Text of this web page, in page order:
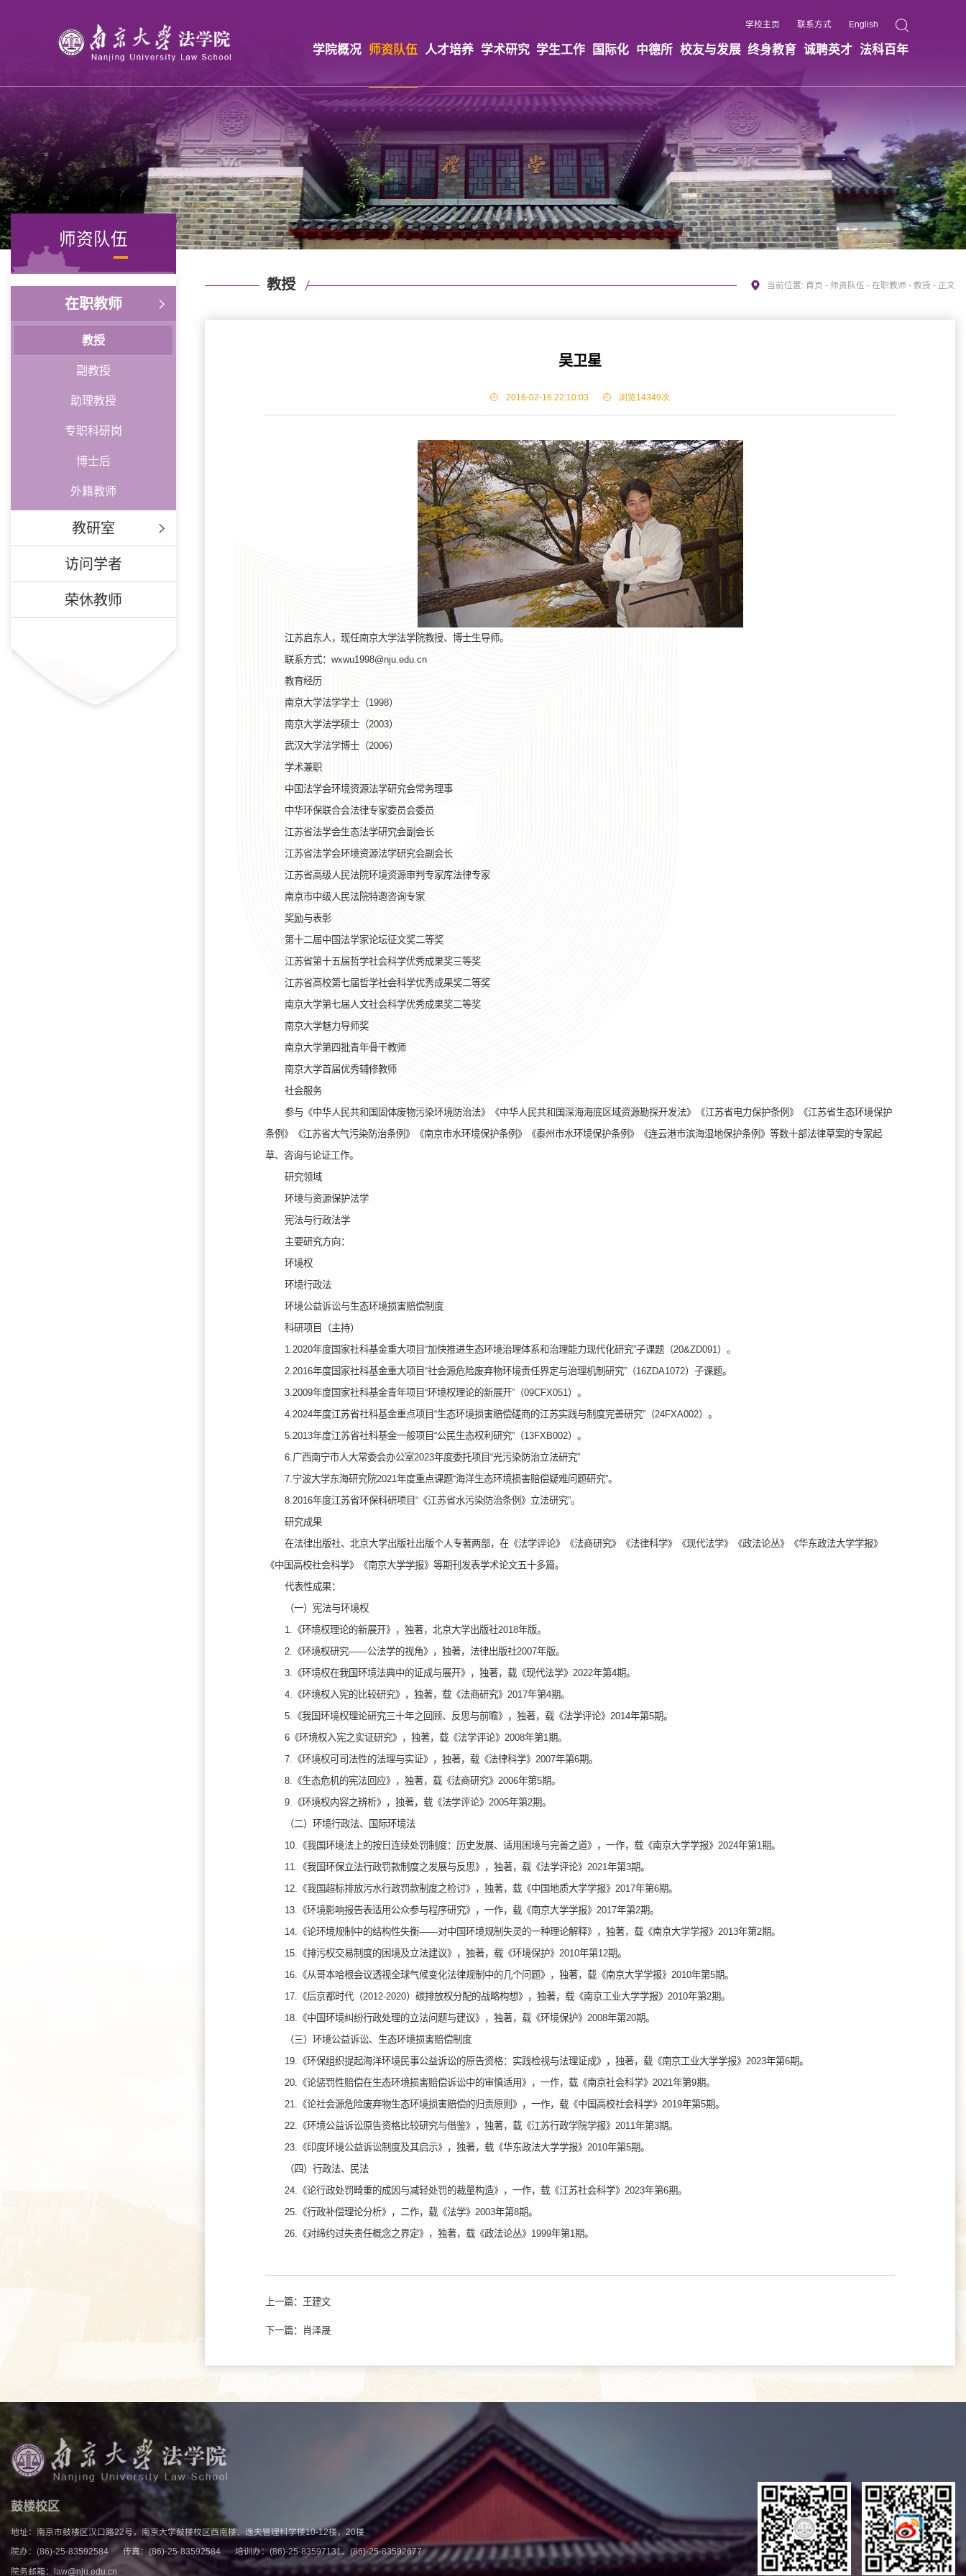
学校主页 联系方式 English
学院概况 师资队伍 人才培养 学术研究 学生工作 国际化 中德所 校友与发展 终身教育 诚聘英才 法科百年
师资队伍
在职教师
教授
副教授
助理教授
专职科研岗
博士后
外籍教师
教研室
访问学者
荣休教师
教授 当前位置: 首页 - 师资队伍 - 在职教师 - 教授 - 正文
吴卫星
2016-02-16 22:10:03 浏览14349次
江苏启东人，现任南京大学法学院教授、博士生导师。
联系方式：wxwu1998@nju.edu.cn
教育经历
南京大学法学学士（1998）
南京大学法学硕士（2003）
武汉大学法学博士（2006）
学术兼职
中国法学会环境资源法学研究会常务理事
中华环保联合会法律专家委员会委员
江苏省法学会生态法学研究会副会长
江苏省法学会环境资源法学研究会副会长
江苏省高级人民法院环境资源审判专家库法律专家
南京市中级人民法院特邀咨询专家
奖励与表彰
第十二届中国法学家论坛征文奖二等奖
江苏省第十五届哲学社会科学优秀成果奖三等奖
江苏省高校第七届哲学社会科学优秀成果奖二等奖
南京大学第七届人文社会科学优秀成果奖二等奖
南京大学魅力导师奖
南京大学第四批青年骨干教师
南京大学首届优秀辅修教师
社会服务
参与《中华人民共和国固体废物污染环境防治法》《中华人民共和国深海海底区域资源勘探开发法》《江苏省电力保护条例》《江苏省生态环境保护
条例》《江苏省大气污染防治条例》《南京市水环境保护条例》《泰州市水环境保护条例》《连云港市滨海湿地保护条例》等数十部法律草案的专家起
草、咨询与论证工作。
研究领域
环境与资源保护法学
宪法与行政法学
主要研究方向：
环境权
环境行政法
环境公益诉讼与生态环境损害赔偿制度
科研项目（主持）
1.2020年度国家社科基金重大项目“加快推进生态环境治理体系和治理能力现代化研究”子课题（20&ZD091）。
2.2016年度国家社科基金重大项目“社会源危险废弃物环境责任界定与治理机制研究”（16ZDA1072）子课题。
3.2009年度国家社科基金青年项目“环境权理论的新展开”（09CFX051）。
4.2024年度江苏省社科基金重点项目“生态环境损害赔偿磋商的江苏实践与制度完善研究”（24FXA002）。
5.2013年度江苏省社科基金一般项目“公民生态权利研究”（13FXB002）。
6.广西南宁市人大常委会办公室2023年度委托项目“光污染防治立法研究”
7.宁波大学东海研究院2021年度重点课题“海洋生态环境损害赔偿疑难问题研究”。
8.2016年度江苏省环保科研项目“《江苏省水污染防治条例》立法研究”。
研究成果
在法律出版社、北京大学出版社出版个人专著两部，在《法学评论》《法商研究》《法律科学》《现代法学》《政法论丛》《华东政法大学学报》
《中国高校社会科学》《南京大学学报》等期刊发表学术论文五十多篇。
代表性成果：
（一）宪法与环境权
1.《环境权理论的新展开》，独著，北京大学出版社2018年版。
2.《环境权研究——公法学的视角》，独著，法律出版社2007年版。
3.《环境权在我国环境法典中的证成与展开》，独著，载《现代法学》2022年第4期。
4.《环境权入宪的比较研究》，独著，载《法商研究》2017年第4期。
5.《我国环境权理论研究三十年之回顾、反思与前瞻》，独著，载《法学评论》2014年第5期。
6《环境权入宪之实证研究》，独著，载《法学评论》2008年第1期。
7.《环境权可司法性的法理与实证》，独著，载《法律科学》2007年第6期。
8.《生态危机的宪法回应》，独著，载《法商研究》2006年第5期。
9.《环境权内容之辨析》，独著，载《法学评论》2005年第2期。
（二）环境行政法、国际环境法
10.《我国环境法上的按日连续处罚制度：历史发展、适用困境与完善之道》，一作，载《南京大学学报》2024年第1期。
11.《我国环保立法行政罚款制度之发展与反思》，独著，载《法学评论》2021年第3期。
12.《我国超标排放污水行政罚款制度之检讨》，独著，载《中国地质大学学报》2017年第6期。
13.《环境影响报告表适用公众参与程序研究》，一作，载《南京大学学报》2017年第2期。
14.《论环境规制中的结构性失衡——对中国环境规制失灵的一种理论解释》，独著，载《南京大学学报》2013年第2期。
15.《排污权交易制度的困境及立法建议》，独著，载《环境保护》2010年第12期。
16.《从哥本哈根会议透视全球气候变化法律规制中的几个问题》，独著，载《南京大学学报》2010年第5期。
17.《后京都时代（2012-2020）碳排放权分配的战略构想》，独著，载《南京工业大学学报》2010年第2期。
18.《中国环境纠纷行政处理的立法问题与建议》，独著，载《环境保护》2008年第20期。
（三）环境公益诉讼、生态环境损害赔偿制度
19.《环保组织提起海洋环境民事公益诉讼的原告资格：实践检视与法理证成》，独著，载《南京工业大学学报》2023年第6期。
20.《论惩罚性赔偿在生态环境损害赔偿诉讼中的审慎适用》，一作，载《南京社会科学》2021年第9期。
21.《论社会源危险废弃物生态环境损害赔偿的归责原则》，一作，载《中国高校社会科学》2019年第5期。
22.《环境公益诉讼原告资格比较研究与借鉴》，独著，载《江苏行政学院学报》2011年第3期。
23.《印度环境公益诉讼制度及其启示》，独著，载《华东政法大学学报》2010年第5期。
（四）行政法、民法
24.《论行政处罚畸重的成因与减轻处罚的裁量构造》，一作，载《江苏社会科学》2023年第6期。
25.《行政补偿理论分析》，二作，载《法学》2003年第8期。
26.《对缔约过失责任概念之界定》，独著，载《政法论丛》1999年第1期。
上一篇： 王建文
下一篇： 肖泽晟
鼓楼校区
地址：南京市鼓楼区汉口路22号，南京大学鼓楼校区西南楼、逸夫管理科学楼10-12楼，20楼
院办：(86)-25-83592584 传真：(86)-25-83592584 培训办：(86)-25-83597131、(86)-25-83592677
院务邮箱：law@nju.edu.cn